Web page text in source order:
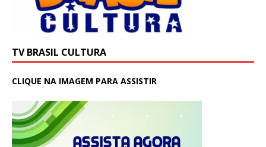
TV BRASIL CULTURA
CLIQUE NA IMAGEM PARA ASSISTIR